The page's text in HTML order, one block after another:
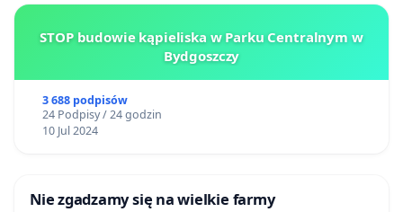
STOP budowie kąpieliska w Parku Centralnym w
Bydgoszczy
3 688 podpisów
24 Podpisy / 24 godzin
10 Jul 2024
Nie zgadzamy się na wielkie farmy